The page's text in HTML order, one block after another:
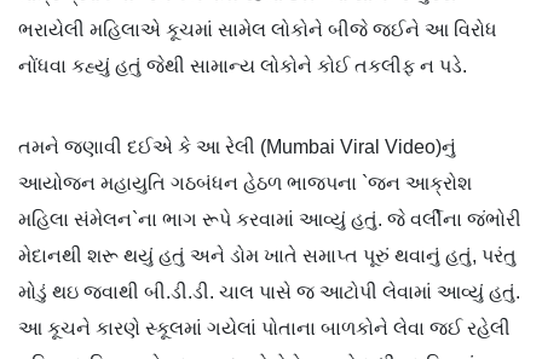
ભરાયેલી મહિલાએ કૂચમાં સામેલ લોકોને બીજે જઈને આ વિરોધ
નોંધવા કહ્યું હતું જેથી સામાન્ય લોકોને કોઈ તકલીફ ન પડે.
તમને જણાવી દઈએ કે આ રેલી (Mumbai Viral Video)નું
આયોજન મહાયુતિ ગઠબંધન હેઠળ ભાજપના `જન આક્રોશ
મહિલા સંમેલન`ના ભાગ રૂપે કરવામાં આવ્યું હતું. જે વર્લીના જંભોરી
મેદાનથી શરૂ થયું હતું અને ડોમ ખાતે સમાપ્ત પૂરું થવાનું હતું, પરંતુ
મોડું થઇ જવાથી બી.ડી.ડી. ચાલ પાસે જ આટોપી લેવામાં આવ્યું હતું.
આ કૂચને કારણે સ્કૂલમાં ગયેલાં પોતાના બાળકોને લેવા જઈ રહેલી